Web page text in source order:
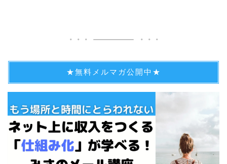
★無料メルマガ公開中★